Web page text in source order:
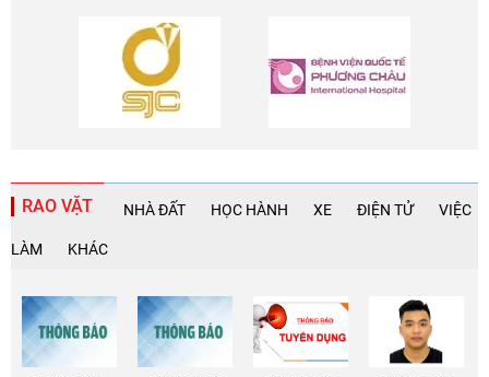
RAO VẶT NHÀ ĐẤT HỌC HÀNH XE ĐIỆN TỬ VIỆC
LÀM KHÁC